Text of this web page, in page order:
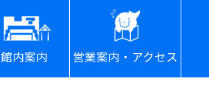
館内案内 営業案内・アクセス